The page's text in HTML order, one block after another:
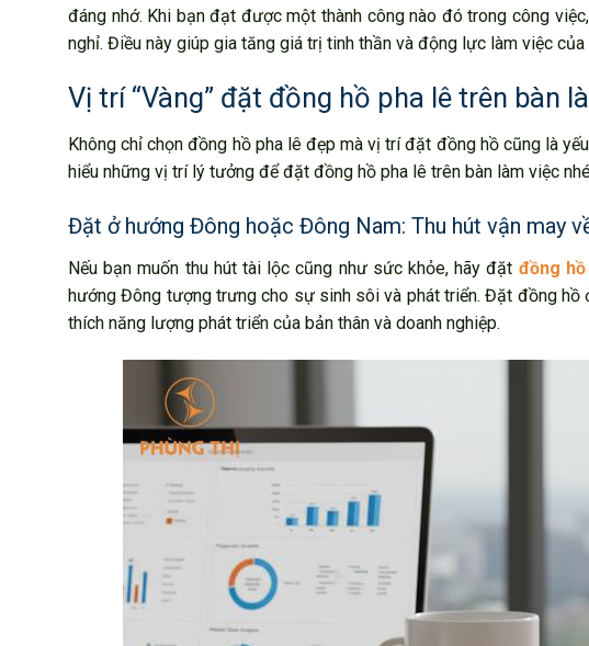
đáng nhớ. Khi bạn đạt được một thành công nào đó trong công
nghỉ. Điều này giúp gia tăng giá trị tinh thần và động lực làm việc của
Vị trí “Vàng” đặt đồng hồ pha lê trên bàn
Không chỉ chọn đồng hồ pha lê đẹp mà vị trí đặt đồng hồ cũng là
hiểu những vị trí lý tưởng để đặt đồng hồ pha lê trên bàn làm việc
Đặt ở hướng Đông hoặc Đông Nam: Thu hút vận may
Nếu bạn muốn thu hút tài lộc cũng như sức khỏe, hãy đặt đồng
hướng Đông tượng trưng cho sự sinh sôi và phát triển. Đặt đồng hồ
thích năng lượng phát triển của bản thân và doanh nghiệp.